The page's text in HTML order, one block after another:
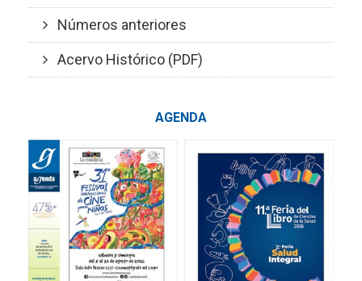
Números anteriores
Acervo Histórico (PDF)
AGENDA